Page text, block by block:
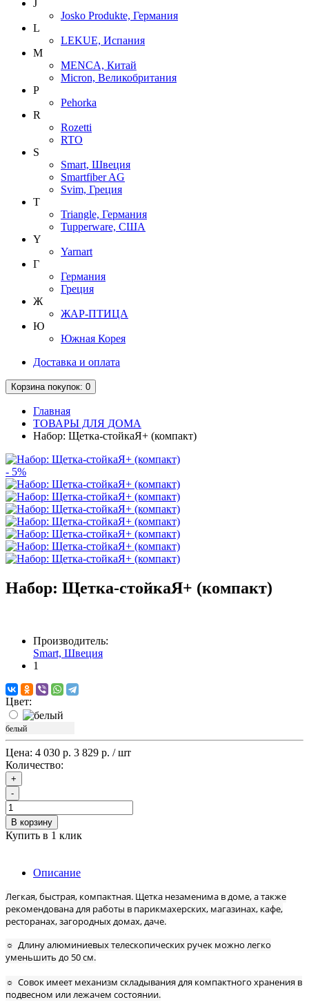
J
Josko Produkte, Германия
L
LEKUE, Испания
M
MENCA, Китай
Micron, Великобритания
P
Pehorka
R
Rozetti
RTO
S
Smart, Швеция
Smartfiber AG
Svim, Греция
T
Triangle, Германия
Tupperware, США
Y
Yarnart
Г
Германия
Греция
Ж
ЖАР-ПТИЦА
Ю
Южная Корея
Доставка и оплата
Корзинапокупок: 0
Главная
ТОВАРЫ ДЛЯ ДОМА
Набор: Щетка-стойкаЯ+ (компакт)
- 5%
Набор: Щетка-стойкаЯ+ (компакт)
Производитель:
Smart, Швеция
1
Цвет:
белый
Цена: 4 030 р. 3 829 р. / шт
Количество:
+
-
В корзину
Купить в 1 клик
Описание
Легкая, быстрая, компактная. Щетка незаменима в доме, а также
рекомендована для работы в парикмахерских, магазинах, кафе,
ресторанах, загородных домах, даче.
☼ Длину алюминиевых телескопических ручек можно легко
уменьшить до 50 см.
☼ Совок имеет механизм складывания для компактного хранения в
подвесном или лежачем состоянии.